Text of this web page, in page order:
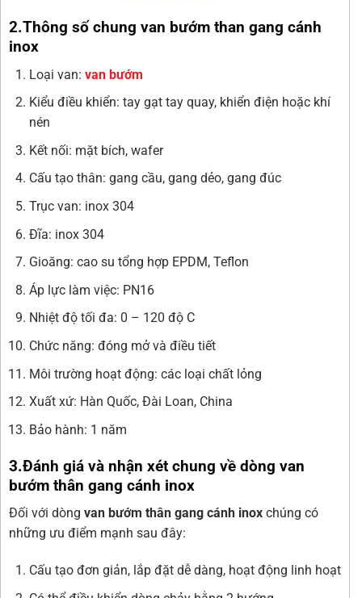
2.Thông số chung van bướm than gang cánh
inox
Loại van: van bướm
Kiểu điều khiển: tay gạt tay quay, khiển điện hoặc khí
nén
Kết nối: mặt bích, wafer
Cấu tạo thân: gang cầu, gang dẻo, gang đúc
Trục van: inox 304
Đĩa: inox 304
Gioăng: cao su tổng hợp EPDM, Teflon
Áp lực làm việc: PN16
Nhiệt độ tối đa: 0 – 120 độ C
Chức năng: đóng mở và điều tiết
Môi trường hoạt động: các loại chất lỏng
Xuất xứ: Hàn Quốc, Đài Loan, China
Bảo hành: 1 năm
3.Đánh giá và nhận xét chung về dòng van
bướm thân gang cánh inox
Đối với dòng van bướm thân gang cánh inox chúng có
những ưu điểm mạnh sau đây:
Cấu tạo đơn giản, lắp đặt dễ dàng, hoạt động linh hoạt